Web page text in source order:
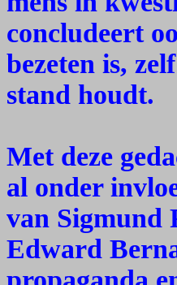
concludeert
bezeten is,
stand houdt.
Met deze
al onder
van Sigmund
Edward